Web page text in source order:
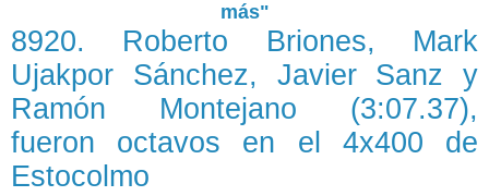
más"
8920. Roberto Briones, Mark
Ujakpor Sánchez, Javier Sanz y
Ramón Montejano (3:07.37),
fueron octavos en el 4x400 de
Estocolmo